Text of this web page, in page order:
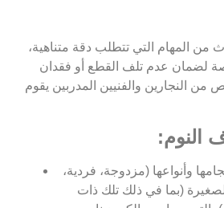
من المهام التي تتطلب دقة متناهية،
لضمان عدم تلف القطع أو فقدان
من النجارين والفنيين المدربين يقوم
النوم:
وأنواعها (مزدوجة، فردية،
(بما في ذلك تلك ذات